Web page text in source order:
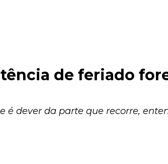
de feriado
dever da parte que recorre,